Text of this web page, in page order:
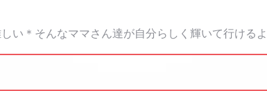
い＊そんなママさん達が自分らしく輝いて行ける